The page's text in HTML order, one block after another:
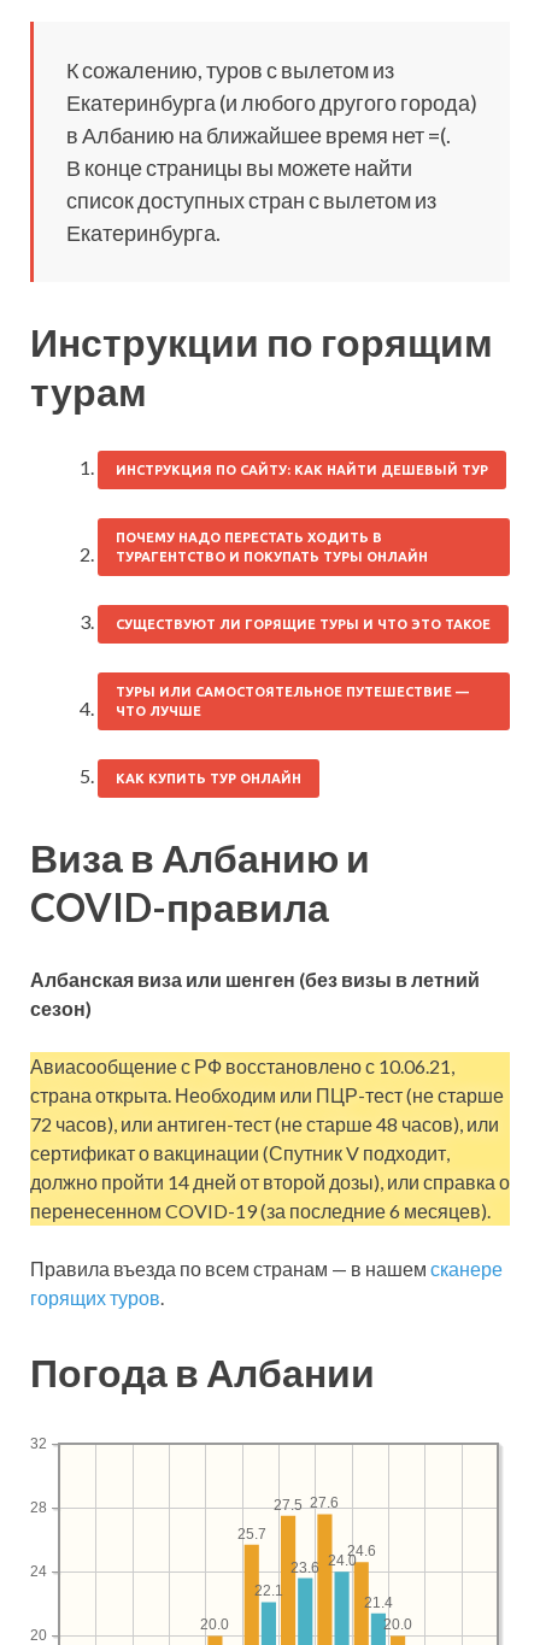
К сожалению, туров с вылетом из
Екатеринбурга (и любого другого города)
в Албанию на ближайшее время нет =(.
В конце страницы вы можете найти
список доступных стран с вылетом из
Екатеринбурга.
Инструкции по горящим
турам
ИНСТРУКЦИЯ ПО САЙТУ: КАК НАЙТИ ДЕШЕВЫЙ ТУР
ПОЧЕМУ НАДО ПЕРЕСТАТЬ ХОДИТЬ В
ТУРАГЕНТСТВО И ПОКУПАТЬ ТУРЫ ОНЛАЙН
СУЩЕСТВУЮТ ЛИ ГОРЯЩИЕ ТУРЫ И ЧТО ЭТО ТАКОЕ
ТУРЫ ИЛИ САМОСТОЯТЕЛЬНОЕ ПУТЕШЕСТВИЕ —
ЧТО ЛУЧШЕ
КАК КУПИТЬ ТУР ОНЛАЙН
Виза в Албанию и
COVID-правила
Албанская виза или шенген (без визы в летний
сезон)
Авиасообщение с РФ восстановлено с 10.06.21,
страна открыта. Необходим или ПЦР-тест (не старше
72 часов), или антиген-тест (не старше 48 часов), или
сертификат о вакцинации (Спутник V подходит,
должно пройти 14 дней от второй дозы), или справка о
перенесенном COVID-19 (за последние 6 месяцев).
Правила въезда по всем странам — в нашем сканере
горящих туров.
Погода в Албании